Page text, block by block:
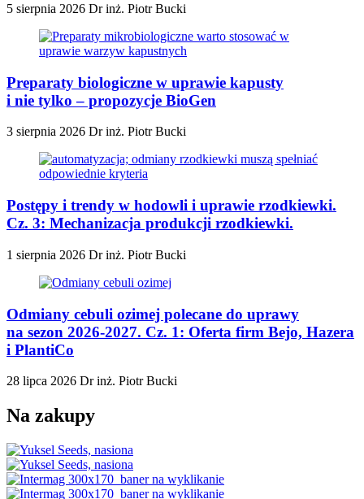
5 sierpnia 2026 Dr inż. Piotr Bucki
Preparaty biologiczne w uprawie kapusty
i nie tylko – propozycje BioGen
3 sierpnia 2026 Dr inż. Piotr Bucki
Postępy i trendy w hodowli i uprawie rzodkiewki.
Cz. 3: Mechanizacja produkcji rzodkiewki.
1 sierpnia 2026 Dr inż. Piotr Bucki
Odmiany cebuli ozimej polecane do uprawy
na sezon 2026-2027. Cz. 1: Oferta firm Bejo, Hazera
i PlantiCo
28 lipca 2026 Dr inż. Piotr Bucki
Na zakupy